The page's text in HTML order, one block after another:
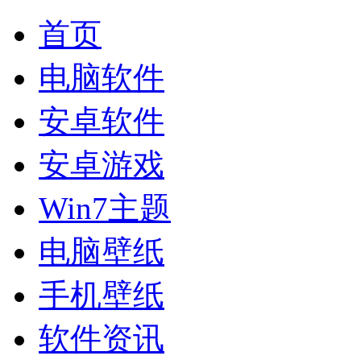
首页
电脑软件
安卓软件
安卓游戏
Win7主题
电脑壁纸
手机壁纸
软件资讯